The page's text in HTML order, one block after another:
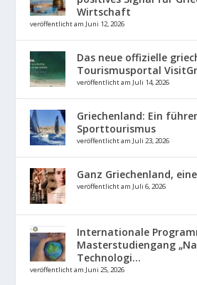
Wirtschaft
veröffentlicht am Juni 12, 2026
Das neue offizielle
Tourismusportal
veröffentlicht am Juli 14, 2026
Griechenland: Ein
Sporttourismus
veröffentlicht am Juli 23, 2026
Ganz Griechenland,
veröffentlicht am Juli 6, 2026
Internationale
Masterstudiengang
Technologi...
veröffentlicht am Juni 25, 2026